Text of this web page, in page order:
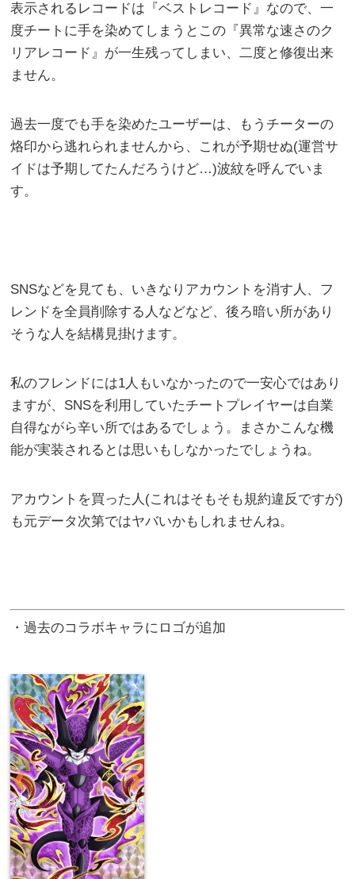
表示されるレコードは『ベストレコード』なので、一
度チートに手を染めてしまうとこの『異常な速さのク
リアレコード』が一生残ってしまい、二度と修復出来
ません。
過去一度でも手を染めたユーザーは、もうチーターの
烙印から逃れられませんから、これが予期せぬ(運営サ
イドは予期してたんだろうけど…)波紋を呼んでいま
す。
SNSなどを見ても、いきなりアカウントを消す人、フ
レンドを全員削除する人などなど、後ろ暗い所があり
そうな人を結構見掛けます。
私のフレンドには1人もいなかったので一安心ではあり
ますが、SNSを利用していたチートプレイヤーは自業
自得ながら辛い所ではあるでしょう。まさかこんな機
能が実装されるとは思いもしなかったでしょうね。
アカウントを買った人(これはそもそも規約違反ですが)
も元データ次第ではヤバいかもしれませんね。
・過去のコラボキャラにロゴが追加